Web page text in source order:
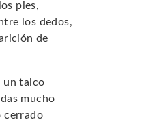
pies,
los dedos,
de
un talco
mucho
cerrado